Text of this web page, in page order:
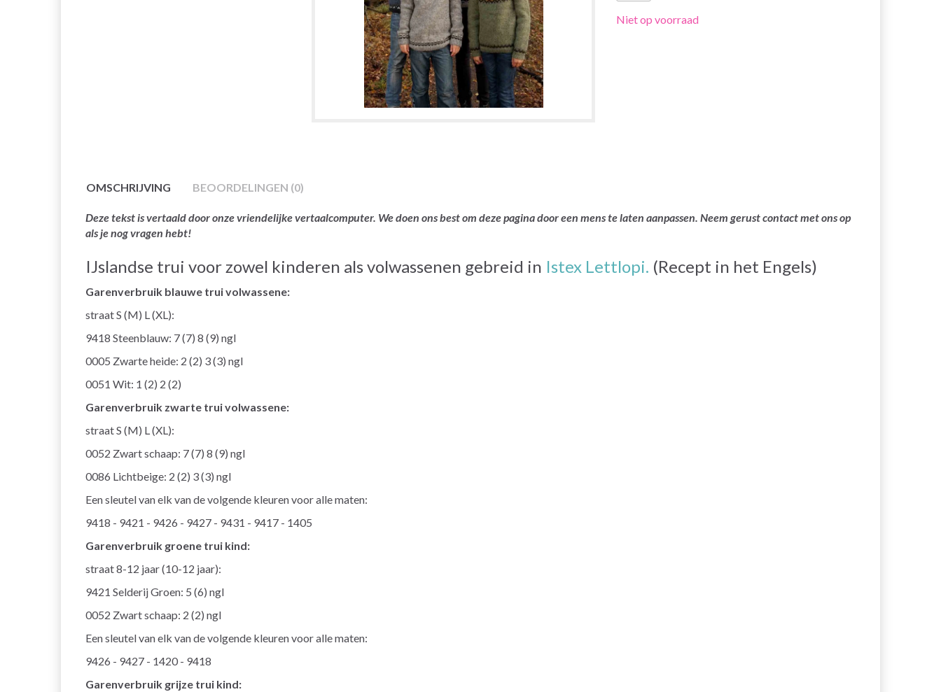
Niet op voorraad
OMSCHRIJVING BEOORDELINGEN (0)
Deze tekst is vertaald door onze vriendelijke vertaalcomputer. We doen ons best om deze pagina door een mens te laten aanpassen. Neem gerust contact met ons op
als je nog vragen hebt!
IJslandse trui voor zowel kinderen als volwassenen gebreid in Istex Lettlopi. (Recept in het Engels)
Garenverbruik blauwe trui volwassene:
straat S (M) L (XL):
9418 Steenblauw: 7 (7) 8 (9) ngl
0005 Zwarte heide: 2 (2) 3 (3) ngl
0051 Wit: 1 (2) 2 (2)
Garenverbruik zwarte trui volwassene:
straat S (M) L (XL):
0052 Zwart schaap: 7 (7) 8 (9) ngl
0086 Lichtbeige: 2 (2) 3 (3) ngl
Een sleutel van elk van de volgende kleuren voor alle maten:
9418 - 9421 - 9426 - 9427 - 9431 - 9417 - 1405
Garenverbruik groene trui kind:
straat 8-12 jaar (10-12 jaar):
9421 Selderij Groen: 5 (6) ngl
0052 Zwart schaap: 2 (2) ngl
Een sleutel van elk van de volgende kleuren voor alle maten:
9426 - 9427 - 1420 - 9418
Garenverbruik grijze trui kind: